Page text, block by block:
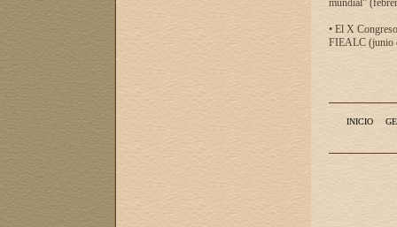
mundial”
• El X
FIEALC (junio
INICIO